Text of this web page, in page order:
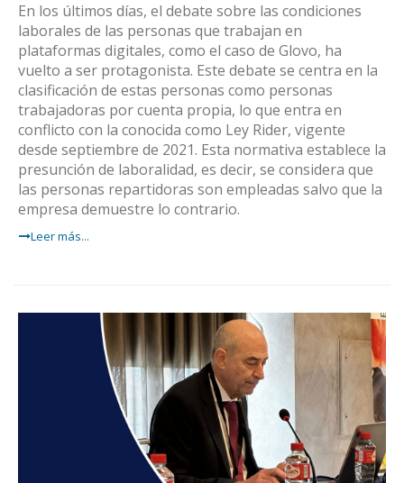
En los últimos días, el debate sobre las condiciones
laborales de las personas que trabajan en
plataformas digitales, como el caso de Glovo, ha
vuelto a ser protagonista. Este debate se centra en la
clasificación de estas personas como personas
trabajadoras por cuenta propia, lo que entra en
conflicto con la conocida como Ley Rider, vigente
desde septiembre de 2021. Esta normativa establece la
presunción de laboralidad, es decir, se considera que
las personas repartidoras son empleadas salvo que la
empresa demuestre lo contrario.
Leer más...